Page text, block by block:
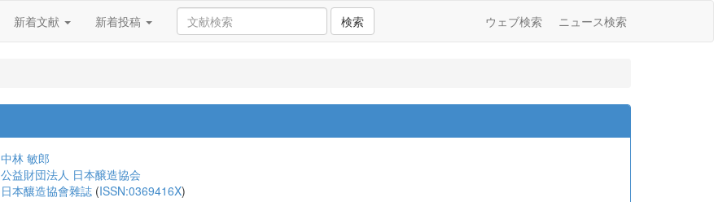
新着文献 新着投稿 検索 ウェブ検索 ニュース検索
中林 敏郎
公益財団法人 日本醸造協会
日本釀造協會雜誌 (ISSN:0369416X)